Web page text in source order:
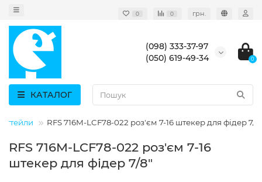
0 0 грн.
(098) 333-37-97
(050) 619-49-34
0
КАТАЛОГ
RFS 716M-LCF78-022 роз'єм 7-16 штекер для фідер 7/8
RFS 716M-LCF78-022 роз'єм 7-16
штекер для фідер 7/8"